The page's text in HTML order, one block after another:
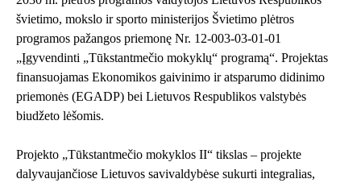
švietimo, mokslo ir sporto ministerijos Švietimo plėtros
programos pažangos priemonę Nr. 12-003-03-01-01
„Įgyvendinti „Tūkstantmečio mokyklų“ programą“. Projektas
finansuojamas Ekonomikos gaivinimo ir atsparumo didinimo
priemonės (EGADP) bei Lietuvos Respublikos valstybės
biudžeto lėšomis.
Projekto „Tūkstantmečio mokyklos II“ tikslas – projekte
dalyvaujančiose Lietuvos savivaldybėse sukurti integralias,